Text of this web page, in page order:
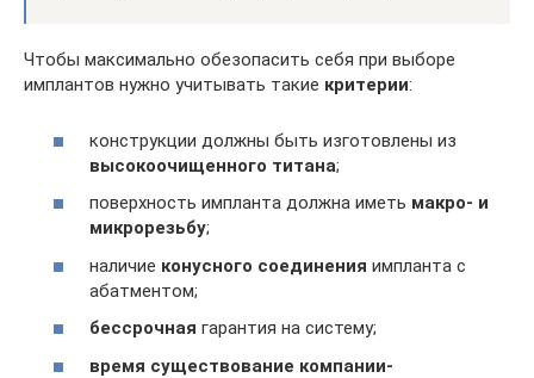
Чтобы максимально обезопасить себя при выборе
имплантов нужно учитывать такие критерии:
конструкции должны быть изготовлены из
высокоочищенного титана;
поверхность импланта должна иметь макро- и
микрорезьбу;
наличие конусного соединения импланта с
абатментом;
бессрочная гарантия на систему;
время существование компании-